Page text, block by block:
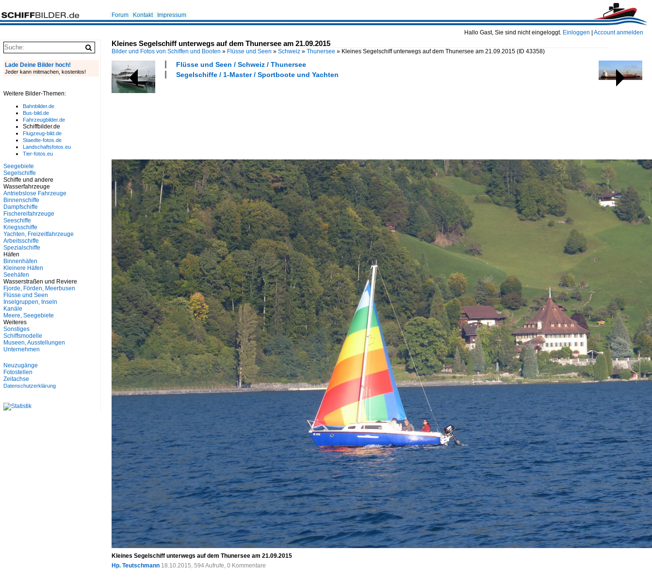
Hallo Gast, Sie sind nicht eingeloggt. Einloggen Account anmelden
Forum Kontakt Impressum
Kleines Segelschiff unterwegs auf dem Thunersee am 21.09.2015
Bilder und Fotos von Schiffen und Booten » Flüsse und Seen » Schweiz » Thunersee » Kleines Segelschiff unterwegs auf dem Thunersee am 21.09.2015 (ID 43358)
Flüsse und Seen / Schweiz / Thunersee
Segelschiffe / 1-Master / Sportboote und Yachten
Kleines Segelschiff unterwegs auf dem Thunersee am 21.09.2015
Hp. Teutschmann 18.10.2015, 594 Aufrufe, 0 Kommentare
Lade Deine Bilder hoch!
Jeder kann mitmachen, kostenlos!
Weitere Bilder-Themen:
Bahnbilder.de
Bus-bild.de
Fahrzeugbilder.de
Schiffbilder.de
Flugzeug-bild.de
Staedte-fotos.de
Landschaftsfotos.eu
Tier-fotos.eu
Seegebiete
Segelschiffe
Schiffe und andere
Wasserfahrzeuge
Antriebslose Fahrzeuge
Binnenschiffe
Dampfschiffe
Fischereifahrzeuge
Seeschiffe
Kriegsschiffe
Yachten, Freizeitfahrzeuge
Arbeitsschiffe
Spezialschiffe
Häfen
Binnenhäfen
Kleinere Häfen
Seehäfen
Wasserstraßen und Reviere
Fjorde, Förden, Meerbusen
Flüsse und Seen
Inselgruppen, Inseln
Kanäle
Meere, Seegebiete
Weiteres
Sonstiges
Schiffsmodelle
Museen, Ausstellungen
Unternehmen
Neuzugänge
Fotostellen
Zeitachse
Datenschutzerklärung